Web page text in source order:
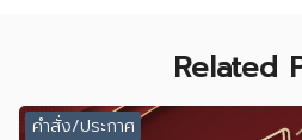
Related
คำสั่ง/ประกาศ